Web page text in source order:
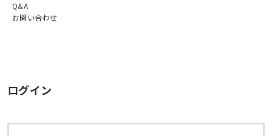
Q&A
お問い合わせ
ログイン